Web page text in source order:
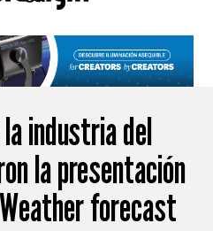
industria del
la presentación
forecast